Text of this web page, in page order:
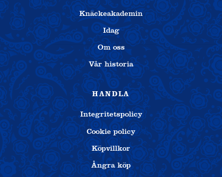
Knäckeakademin
Idag
Om oss
Vår historia
HANDLA
Integritetspolicy
Cookie policy
Köpvillkor
Ångra köp